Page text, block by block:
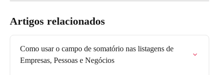
Artigos relacionados
Como usar o campo de somatório nas listagens de
Empresas, Pessoas e Negócios